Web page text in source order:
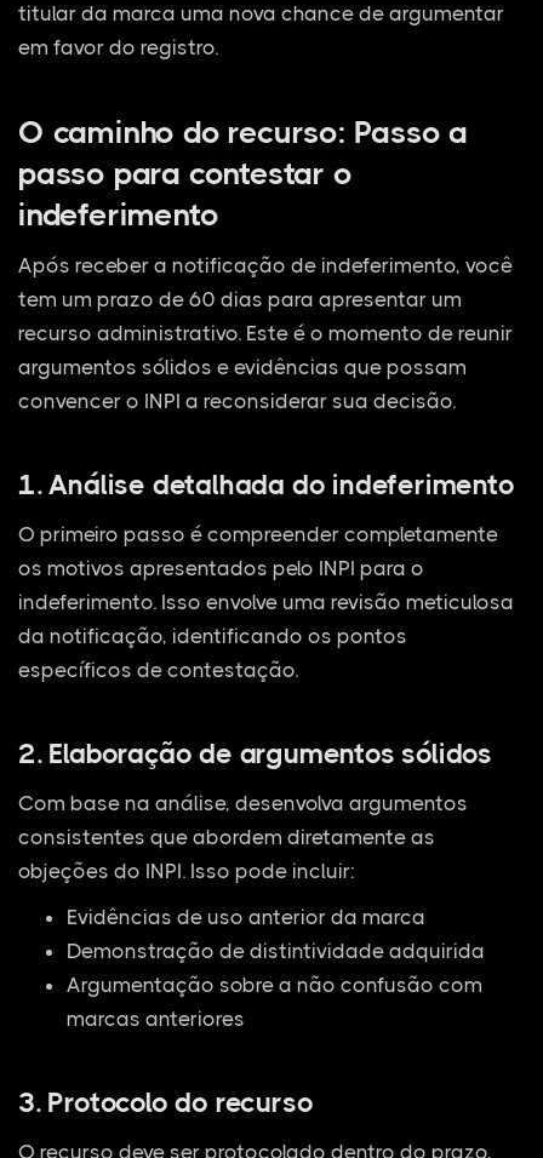
titular da marca uma nova chance de argumentar
em favor do registro.
O caminho do recurso: Passo a
passo para contestar o
indeferimento
Após receber a notificação de indeferimento, você
tem um prazo de 60 dias para apresentar um
recurso administrativo. Este é o momento de reunir
argumentos sólidos e evidências que possam
convencer o INPI a reconsiderar sua decisão.
1. Análise detalhada do indeferimento
O primeiro passo é compreender completamente
os motivos apresentados pelo INPI para o
indeferimento. Isso envolve uma revisão meticulosa
da notificação, identificando os pontos
específicos de contestação.
2. Elaboração de argumentos sólidos
Com base na análise, desenvolva argumentos
consistentes que abordem diretamente as
objeções do INPI. Isso pode incluir:
Evidências de uso anterior da marca
Demonstração de distintividade adquirida
Argumentação sobre a não confusão com
marcas anteriores
3. Protocolo do recurso
O recurso deve ser protocolado dentro do prazo,